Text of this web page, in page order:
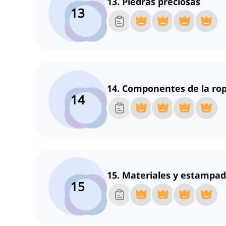
13
14
14. Componentes de la
15
15. Materiales y